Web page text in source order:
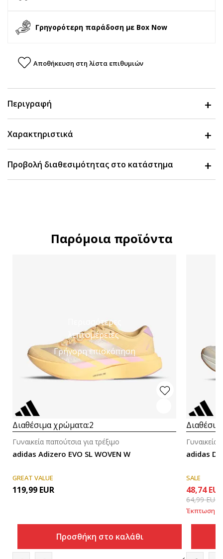
Γρηγορότερη παράδοση με Box Now
Αποθήκευση στη λίστα επιθυμιών
Περιγραφή
Χαρακτηριστικά
Προβολή διαθεσιμότητας στο κατάστημα
Παρόμοια προϊόντα
Περισσότερες
λεπτομέρειες
Γρήγορη επισκόπηση
Διαθέσιμα χρώματα:2
adidas Adizero EVO SL WOVEN W
Γυναικεία παπούτσια για τρέξιμο
GREAT VALUE
119,99 EUR
Προσθήκη στο καλάθι
adidas
Γυναικεία
SALE
48,74 EUR
64,99EUR
Έκπτωση